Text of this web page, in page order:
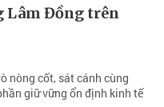
Lâm Đồng trên
nòng cốt, sát cánh cùng
giữ vững ổn định kinh tế